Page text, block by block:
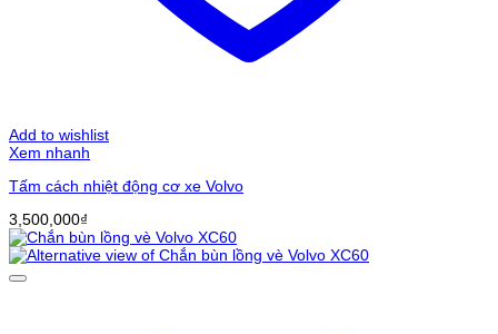
Add to wishlist
Xem nhanh
Tấm cách nhiệt động cơ xe Volvo
3,500,000₫